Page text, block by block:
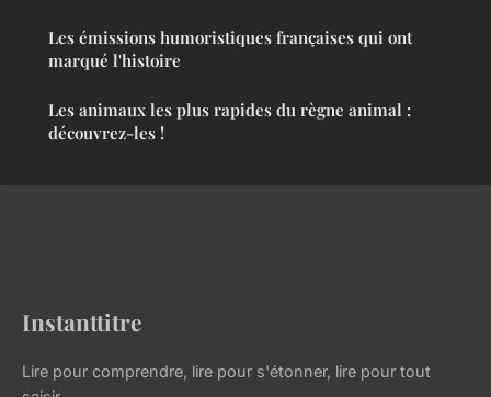
Les émissions humoristiques françaises qui ont
marqué l'histoire
Les animaux les plus rapides du règne animal :
découvrez-les !
Instanttitre
Lire pour comprendre, lire pour s'étonner, lire pour tout